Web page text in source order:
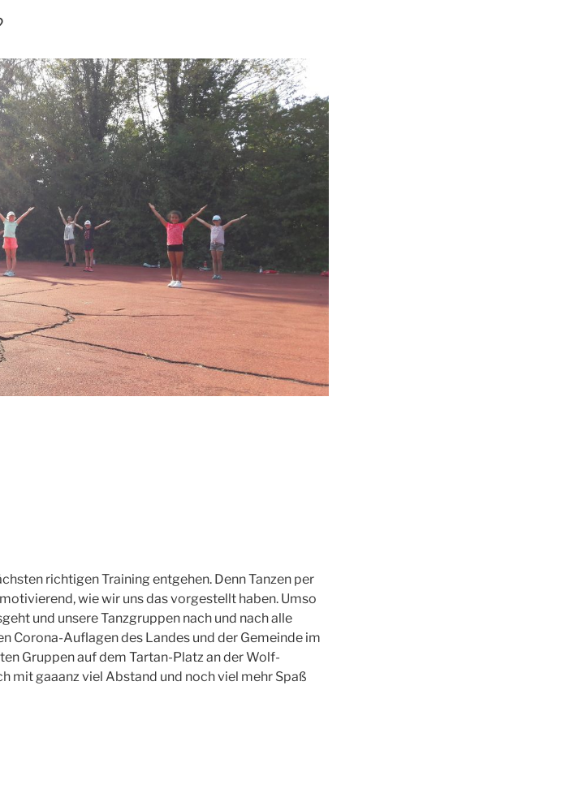
richtigen Training entgehen. Denn Tanzen per
wie wir uns das vorgestellt haben. Umso
und unsere Tanzgruppen nach und nach alle
Corona-Auflagen des Landes und der Gemeinde im
Gruppen auf dem Tartan-Platz an der Wolf-
mit gaaanz viel Abstand und noch viel mehr Spaß